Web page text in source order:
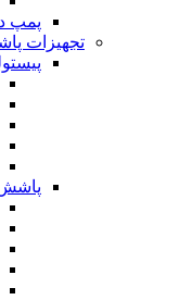
پمپ
تجهیزات
پاشش